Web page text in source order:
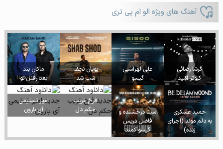
آهنگ های ویژه الو ام پی تری
گرشا رضائی
کبوتر امّید
علی لهراسبی
گیسو
پویان نجف
شب شد
ماکان بند
بعد رفتن تو
حمید عسکری
به دلم موند (اجرای
زنده)
سینا درخشنده و
فاضل دریس
گیسو کمند
فرخ غریب
حکم دل
امیر تسلیمی
آی بارون